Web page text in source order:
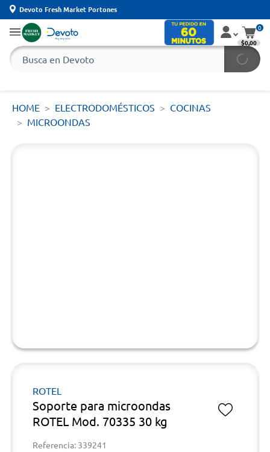
Devoto Fresh Market Portones
0
$0,00
HOME ELECTRODOMÉSTICOS
COCINAS
MICROONDAS
ROTEL
Soporte para microondas
ROTEL Mod. 70335 30 kg
Referencia: 339241